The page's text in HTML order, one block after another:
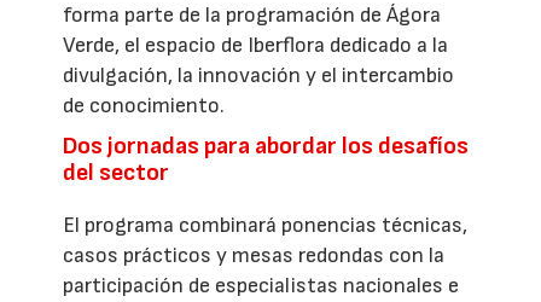
forma parte de la programación de Ágora
Verde, el espacio de Iberflora dedicado a la
divulgación, la innovación y el intercambio
de conocimiento.
Dos jornadas para abordar los desafíos
del sector
El programa combinará ponencias técnicas,
casos prácticos y mesas redondas con la
participación de especialistas nacionales e